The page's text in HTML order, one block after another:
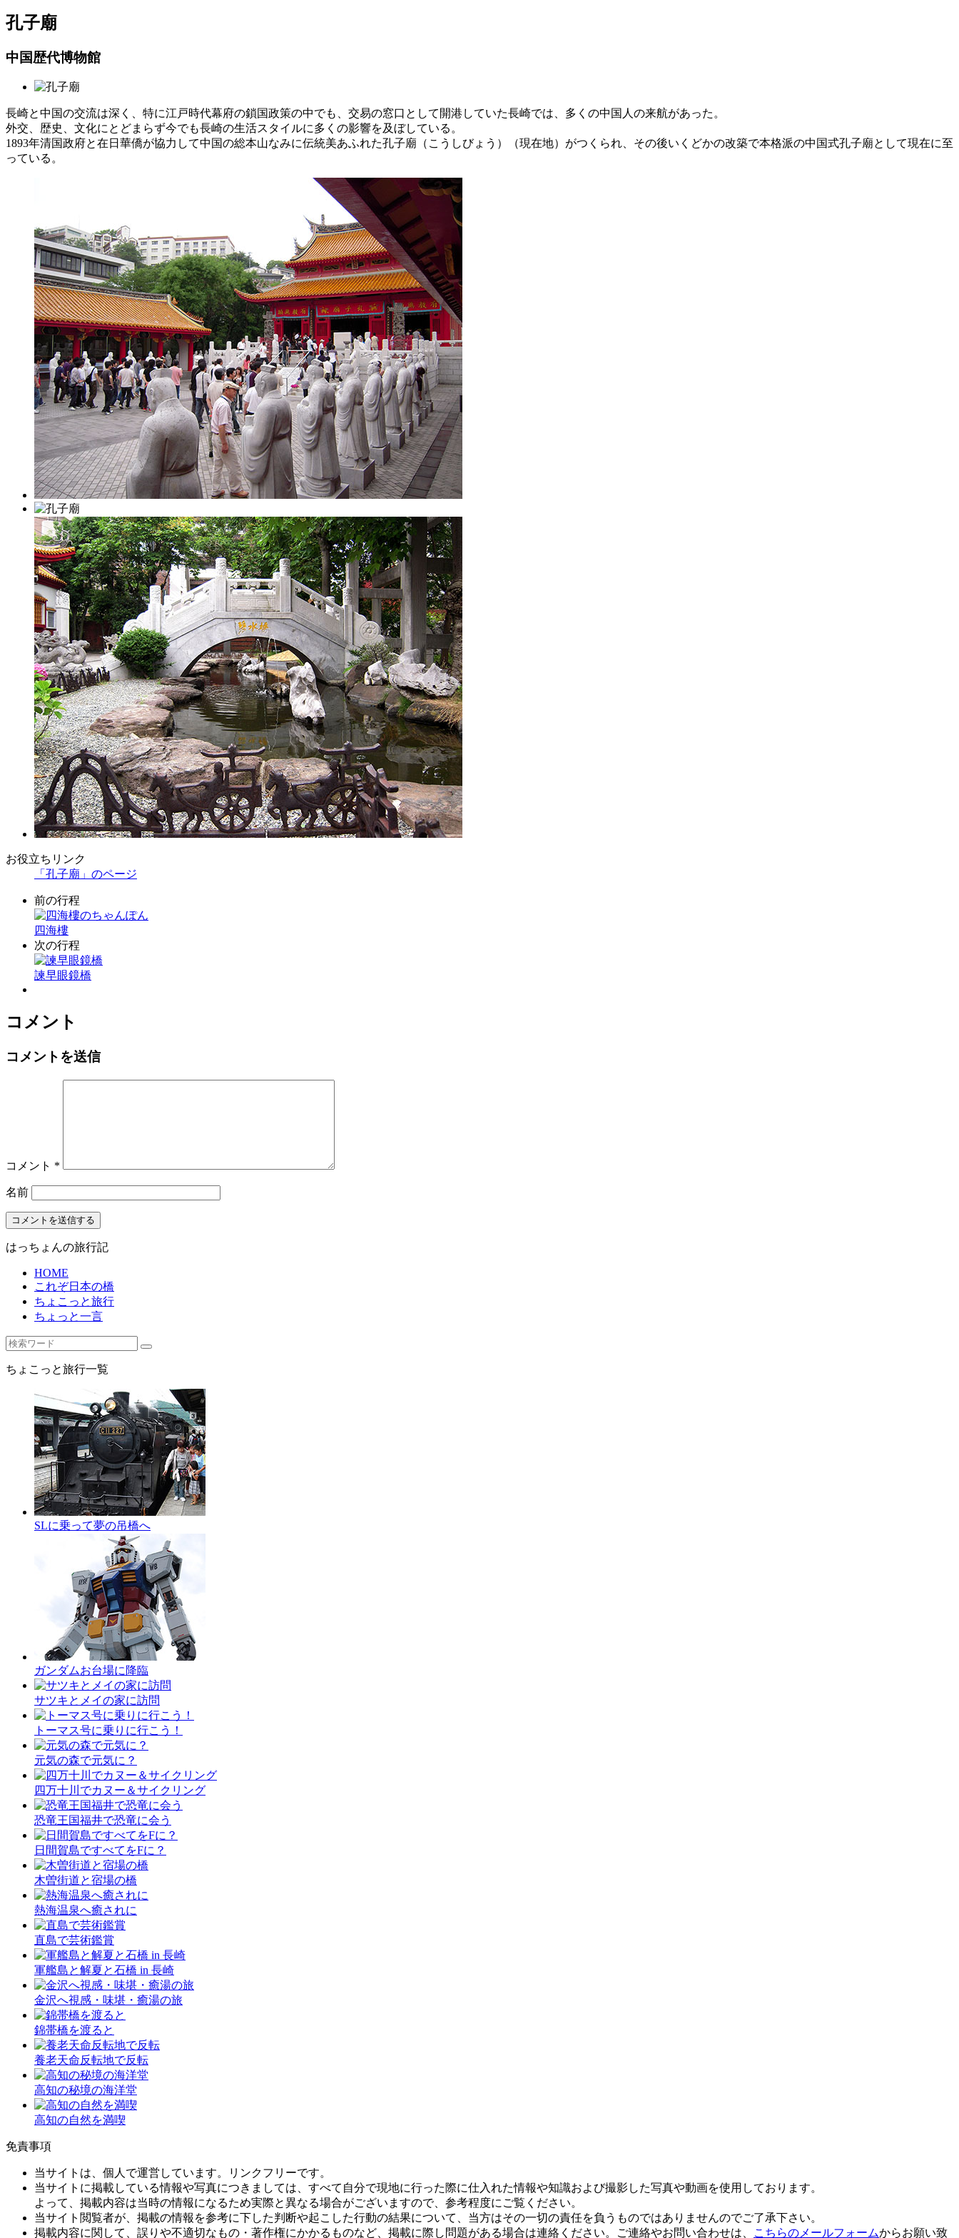
孔子廟
中国歴代博物館
長崎と中国の交流は深く、特に江戸時代幕府の鎖国政策の中でも、交易の窓口として開港していた長崎では、多くの中国人の来航があった。
外交、歴史、文化にとどまらず今でも長崎の生活スタイルに多くの影響を及ぼしている。
1893年清国政府と在日華僑が協力して中国の総本山なみに伝統美あふれた孔子廟（こうしびょう）（現在地）がつくられ、その後いくどかの改築で本格派の中国式孔子廟として現在に至
っている。
お役立ちリンク
「孔子廟」のページ
前の行程
四海樓
次の行程
諫早眼鏡橋
コメント
コメントを送信
コメント *
名前
はっちょんの旅行記
HOME
これぞ日本の橋
ちょこっと旅行
ちょっと一言
ちょこっと旅行一覧
SLに乗って夢の吊橋へ
ガンダムお台場に降臨
サツキとメイの家に訪問
トーマス号に乗りに行こう！
元気の森で元気に？
四万十川でカヌー＆サイクリング
恐竜王国福井で恐竜に会う
日間賀島ですべてをFに？
木曽街道と宿場の橋
熱海温泉へ癒されに
直島で芸術鑑賞
軍艦島と解夏と石橋 in 長崎
金沢へ視感・味堪・癒湯の旅
錦帯橋を渡ると
養老天命反転地で反転
高知の秘境の海洋堂
高知の自然を満喫
免責事項
当サイトは、個人で運営しています。リンクフリーです。
当サイトに掲載している情報や写真につきましては、すべて自分で現地に行った際に仕入れた情報や知識および撮影した写真や動画を使用しております。
よって、掲載内容は当時の情報になるため実際と異なる場合がございますので、参考程度にご覧ください。
当サイト閲覧者が、掲載の情報を参考に下した判断や起こした行動の結果について、当方はその一切の責任を負うものではありませんのでご了承下さい。
掲載内容に関して、誤りや不適切なもの・著作権にかかるものなど、掲載に際し問題がある場合は連絡ください。ご連絡やお問い合わせは、
こちらのメールフォームからお願い致